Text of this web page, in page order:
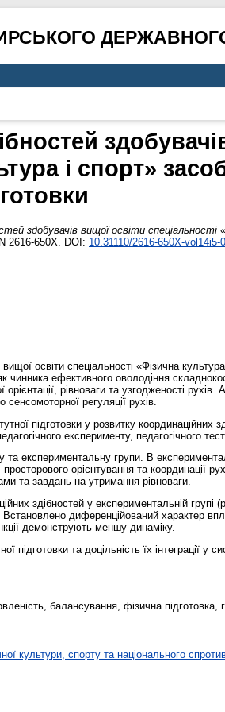
і спорт»
здобувачів вищої освіти
2616-650X. DOI: 10.31110/2616-650X-vol14i5-
освіти спеціальності «Фізична
чинника ефективного оволодіння
рівноваги та узгодженості рухів.
регуляції рухів.
підготовки у розвитку координаційних
експерименту, педагогічного
експериментальну групи. В
орієнтування та координації
та завдань на утримання рівноваги.
здібностей у експериментальній
Встановлено диференційований характер
демонструють меншу динаміку.
та доцільність їх інтеграції у
балансування, фізична підготовка,
культури, спорту та національного